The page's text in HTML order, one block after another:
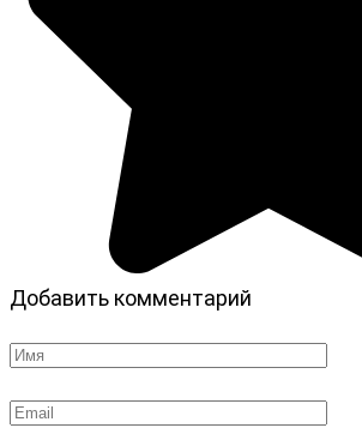
Добавить комментарий
Имя
Email